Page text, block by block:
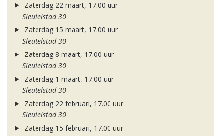
Zaterdag 22 maart, 17.00 uur
Sleutelstad 30
Zaterdag 15 maart, 17.00 uur
Sleutelstad 30
Zaterdag 8 maart, 17.00 uur
Sleutelstad 30
Zaterdag 1 maart, 17.00 uur
Sleutelstad 30
Zaterdag 22 februari, 17.00 uur
Sleutelstad 30
Zaterdag 15 februari, 17.00 uur